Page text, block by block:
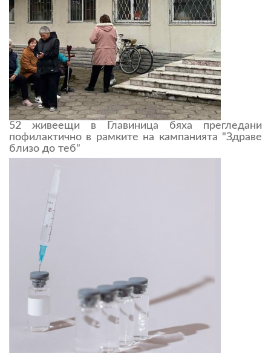
52 живеещи в Главиница бяха прегледани
пофилактично в рамките на кампанията "Здраве
близо до теб"